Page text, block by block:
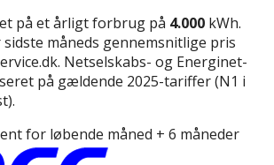
på et årligt forbrug på 4.000 kWh.
måneds gennemsnitlige pris
Netselskabs- og Energinet-
på gældende 2025-tariffer (N1 i
for løbende måned + 6 måneder